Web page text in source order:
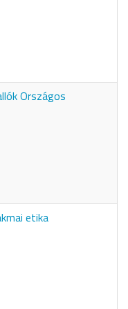
Országos
etika